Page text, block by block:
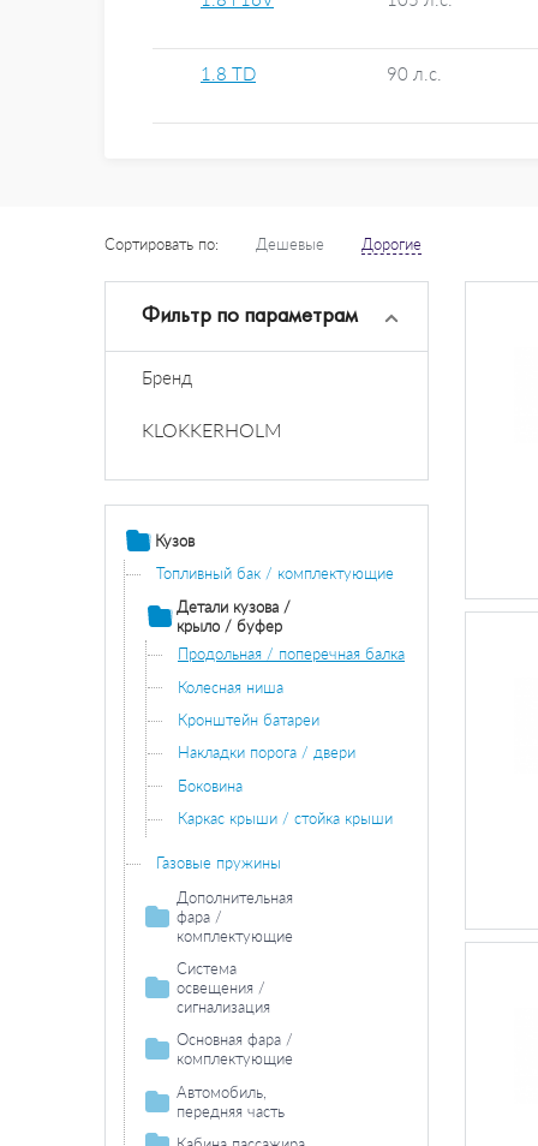
1.8 TD 90 л.с.
Сортировать по: Дешевые Дорогие
Фильтр по параметрам
Бренд
KLOKKERHOLM
Кузов
Топливный бак / комплектующие
Детали кузова /
крыло / буфер
Продольная / поперечная балка
Колесная ниша
Кронштейн батареи
Накладки порога / двери
Боковина
Каркас крыши / стойка крыши
Газовые пружины
Дополнительная
фара /
комплектующие
Противотуманная
фара /
комплектующие
Противотуманная фара
лампа накаливания
Фара дальнего
света /
Лампа накаливания фара
дальнего света
Система
освещения /
сигнализация
Задний фонарь /
комплектующие
Задние фонари /
комплектующие
Фонарь сигнала
Основная фара /
комплектующие
Лампа накаливания основной
фары
Автомобиль,
передняя часть
Основная фара /